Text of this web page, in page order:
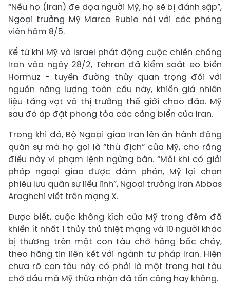
“Nếu họ (Iran) đe dọa người Mỹ, họ sẽ bị đánh sập”,
Ngoại trưởng Mỹ Marco Rubio nói với các phóng
viên hôm 8/5.
Kể từ khi Mỹ và Israel phát động cuộc chiến chống
Iran vào ngày 28/2, Tehran đã kiểm soát eo biển
Hormuz - tuyến đường thủy quan trọng đối với
nguồn năng lượng toàn cầu này, khiến giá nhiên
liệu tăng vọt và thị trường thế giới chao đảo. Mỹ
sau đó áp đặt phong tỏa các cảng biển của Iran.
Trong khi đó, Bộ Ngoại giao Iran lên án hành động
quân sự mà họ gọi là “thù địch” của Mỹ, cho rằng
điều này vi phạm lệnh ngừng bắn. “Mỗi khi có giải
pháp ngoại giao được đàm phán, Mỹ lại chọn
phiêu lưu quân sự liều lĩnh”, Ngoại trưởng Iran Abbas
Araghchi viết trên mạng X.
Được biết, cuộc không kích của Mỹ trong đêm đã
khiến ít nhất 1 thủy thủ thiệt mạng và 10 người khác
bị thương trên một con tàu chở hàng bốc cháy,
theo hãng tin liên kết với ngành tư pháp Iran. Hiện
chưa rõ con tàu này có phải là một trong hai tàu
chở dầu mà Mỹ thừa nhận đã tấn công hay không.